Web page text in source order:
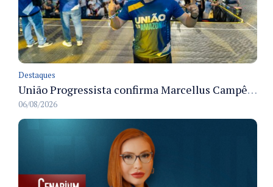
Destaques
União Progressista confirma Marcellus Campêlo como candidato a deputado estadual
06/08/2026